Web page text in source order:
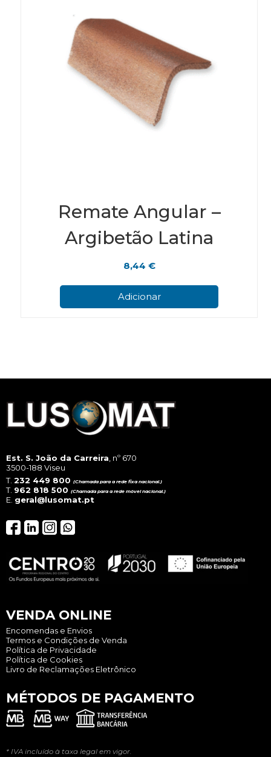
Remate Angular –
Argibetão Latina
8,44 €
Adicionar
Est. S. João da Carreira , nº 670
3500-188 Viseu
T. 232 449 800 (Chamada para a rede fixa nacional.)
T. 962 818 500 (Chamada para a rede móvel nacional.)
E. geral@lusomat.pt
VENDA ONLINE
Encomendas e Envios
Termos e Condições de Venda
Política de Privacidade
Política de Cookies
Livro de Reclamações Eletrônico
MÉTODOS DE PAGAMENTO
* IVA incluído à taxa legal em vigor.